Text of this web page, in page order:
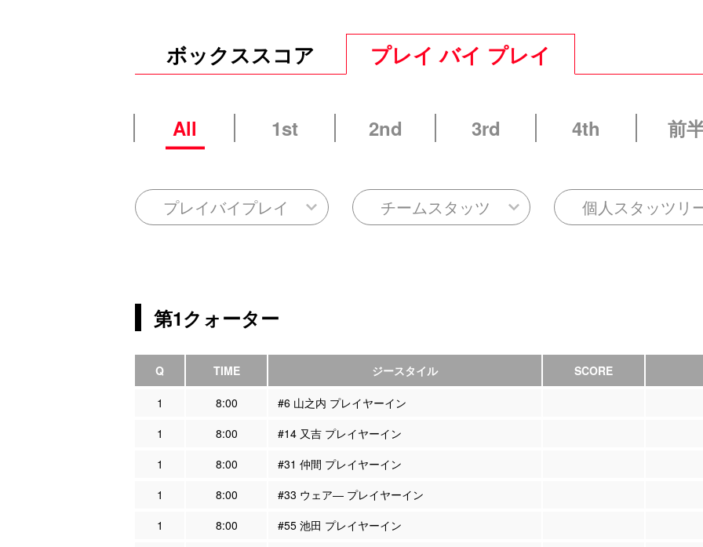
ボックススコア プレイ バイ プレイ
All 1st 2nd 3rd 4th 前
プレイバイプレイ チームスタッツ 個人スタッツリ
第1クォーター
Q TIME ジースタイル SCORE
1 8:00
#6 山之内 プレイヤーイン
1
8:00
#14 又吉 プレイヤーイン
1
8:00
#31 仲間 プレイヤーイン
1
8:00
#33 ウェア― プレイヤーイン
1
8:00
#55 池田 プレイヤーイン